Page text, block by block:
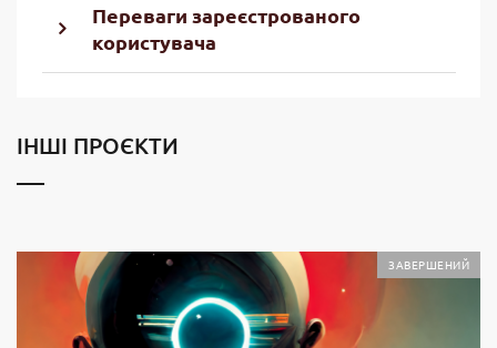
Переваги зареєстрованого
користувача
ІНШІ ПРОЄКТИ
ЗАВЕРШЕНИЙ